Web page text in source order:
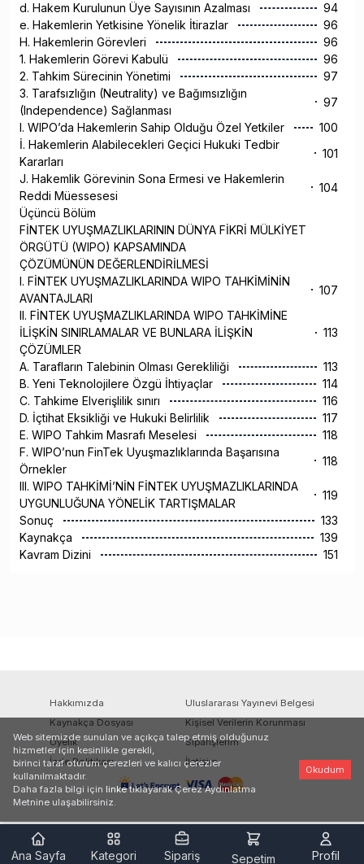
d. Hakem Kurulunun Üye Sayısının Azalması
94
e. Hakemlerin Yetkisine Yönelik İtirazlar
96
H. Hakemlerin Görevleri
96
1. Hakemlerin Görevi Kabulü
96
2. Tahkim Sürecinin Yönetimi
97
3. Tarafsızlığın (Neutrality) ve Bağımsızlığın
(Independence) Sağlanması
97
I. WIPO’da Hakemlerin Sahip Olduğu Özel Yetkiler
100
İ. Hakemlerin Alabilecekleri Geçici Hukuki Tedbir
Kararları
101
J. Hakemlik Görevinin Sona Ermesi ve Hakemlerin
Reddi Müessesesi
104
Üçüncü Bölüm
FİNTEK UYUŞMAZLIKLARININ DÜNYA FİKRİ MÜLKİYET
ÖRGÜTÜ (WIPO) KAPSAMINDA
ÇÖZÜMÜNÜN DEĞERLENDİRİLMESİ
I. FİNTEK UYUŞMAZLIKLARINDA WIPO TAHKİMİNİN
AVANTAJLARI
107
II. FİNTEK UYUŞMAZLIKLARINDA WIPO TAHKİMİNE
İLİŞKİN SINIRLAMALAR VE BUNLARA İLİŞKİN
ÇÖZÜMLER
113
A. Tarafların Talebinin Olması Gerekliliği
113
B. Yeni Teknolojilere Özgü İhtiyaçlar
114
C. Tahkime Elverişlilik sınırı
116
D. İçtihat Eksikliği ve Hukuki Belirlilik
117
E. WIPO Tahkim Masrafı Meselesi
118
F. WIPO’nun FinTek Uyuşmazlıklarında Başarısına
Örnekler
118
III. WIPO TAHKİMİ’NİN FİNTEK UYUŞMAZLIKLARINDA
UYGUNLUĞUNA YÖNELİK TARTIŞMALAR
119
Sonuç
133
Kaynakça
139
Kavram Dizini
151
Hakkımızda
Uluslararası Yayınevi Belgesi
Kaynakça Dosyası
Kişisel Verilerin Korunması
Üyelik
Siparişlerim
İade Politikası
İletişim
Ana Sayfa Kategori Sipariş Sepetim Profil
Web sitemizde sunulan ve açıkça talep etmiş olduğunuz
hizmetler için kesinlikle gerekli,
birinci taraf oturum çerezleri ve kalıcı çerezler
kullanılmaktadır.
Daha fazla bilgi için linke tıklayarak Çerez Aydınlatma
Metnine ulaşabilirsiniz.
Okudum